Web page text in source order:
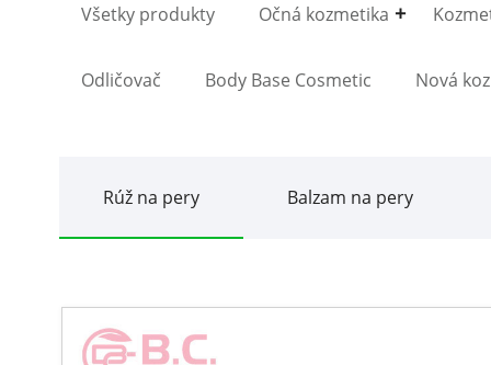
Všetky produkty Očná kozmetika
Odličovač Body Base Cosmetic Nová
Rúž na pery Balzam na pery